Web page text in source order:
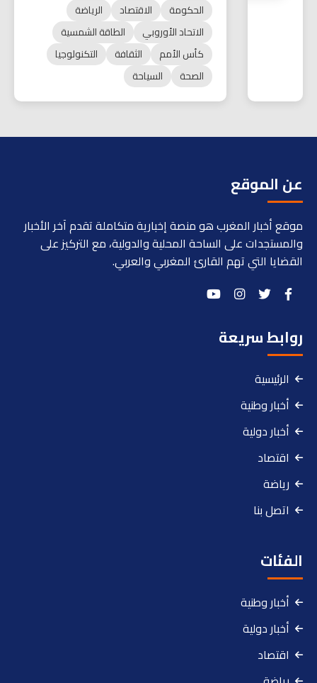
الحكومة الاقتصاد
الرياضة
الاتحاد الأوروبي
الطاقة الشمسية
كأس الأمم
الثقافة
التكنولوجيا
الصحة
السياحة
عن الموقع
موقع أخبار المغرب هو منصة إخبارية متكاملة تقدم آخر الأخبار
والمستجدات على الساحة المحلية والدولية، مع التركيز على
القضايا التي تهم القارئ المغربي والعربي.
روابط سريعة
الرئيسية
أخبار وطنية
أخبار دولية
اقتصاد
رياضة
اتصل بنا
الفئات
أخبار وطنية
أخبار دولية
اقتصاد